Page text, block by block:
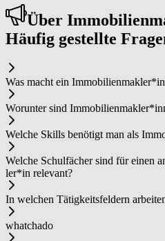
Über
Häufig gestellte
Was macht ein
Worunter sind
Welche Skills benötigt man als
Welche Schulfächer sind für einen
ler*in relevant?
In welchen Tätigkeitsfeldern
whatchado